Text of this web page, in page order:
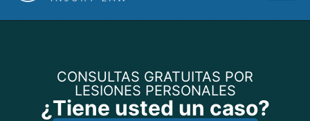
CONSULTAS GRATUITAS POR
LESIONES PERSONALES
¿Tiene usted un caso?